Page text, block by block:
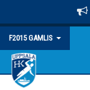
F2015 GAMLIS
HEM